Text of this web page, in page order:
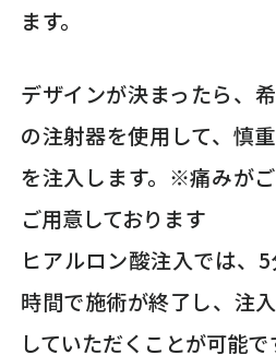
ます。
デザインが決まったら、
の注射器を使用して、慎
を注入します。※痛みが
ご用意しております
ヒアルロン酸注入では、
時間で施術が終了し、注
していただくことが可能で